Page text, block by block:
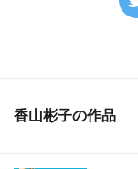
香山彬子の作品